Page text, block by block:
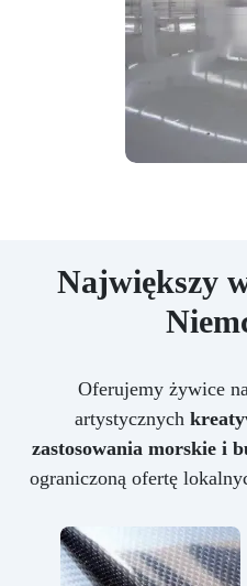
Największy
Oferujemy żywice
artystycznych
zastosowania morskie i
ograniczoną ofertę